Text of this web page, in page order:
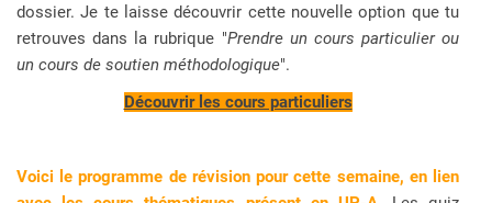
dossier. Je te laisse découvrir cette nouvelle option que tu
retrouves dans la rubrique "Prendre un cours particulier ou
un cours de soutien méthodologique".
Découvrir les cours particuliers
Voici le programme de révision pour cette semaine, en lien